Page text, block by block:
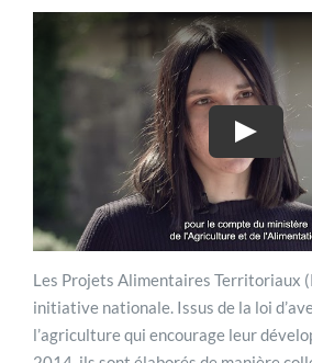
Les Projets Alimentaires Territoriaux
initiative nationale. Issus de la loi
l’agriculture qui encourage leur